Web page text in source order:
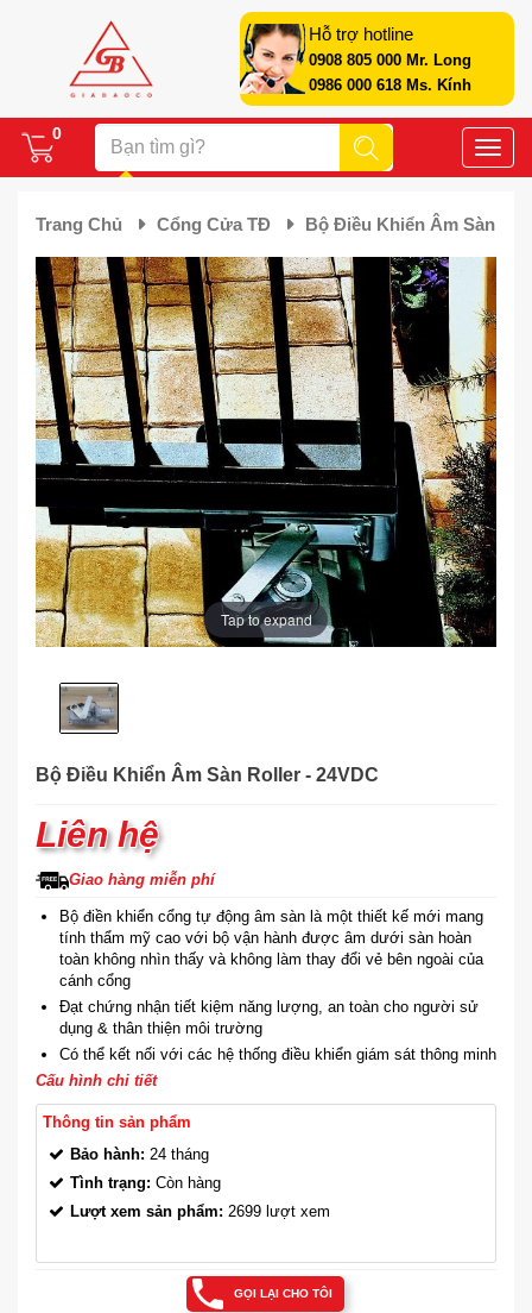
Hỗ trợ hotline
0908 805 000 Mr. Long
0986 000 618 Ms. Kính
Toggle
0
Trang Chủ Cổng Cửa TĐ Bộ Điều Khiển Âm Sàn
Tap to expand
Bộ Điều Khiển Âm Sàn Roller - 24VDC
Liên hệ
Giao hàng miễn phí
Bộ điền khiển cổng tự động âm sàn là một thiết kế mới mang
tính thẩm mỹ cao với bộ vận hành được âm dưới sàn hoàn
toàn không nhìn thấy và không làm thay đổi vẻ bên ngoài của
cánh cổng
Đạt chứng nhận tiết kiệm năng lượng, an toàn cho người sử
dụng & thân thiện môi trường
Có thể kết nối với các hệ thống điều khiển giám sát thông minh
Cấu hình chi tiết
Thông tin sản phẩm
Bảo hành: 24 tháng
Tình trạng: Còn hàng
Lượt xem sản phẩm: 2699 lượt xem
GỌI LẠI CHO TÔI